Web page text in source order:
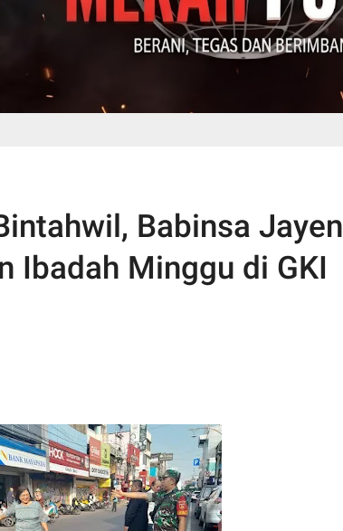
Babinsa
Ibadah Minggu di GKI